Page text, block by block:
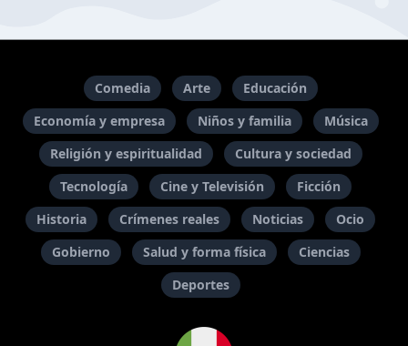
Comedia Arte
Educación
Economía y empresa
Niños y familia
Música
Religión y espiritualidad
Cultura y sociedad
Tecnología
Cine y Televisión
Ficción
Historia
Crímenes reales Noticias
Ocio
Gobierno
Salud y forma física
Ciencias
Deportes